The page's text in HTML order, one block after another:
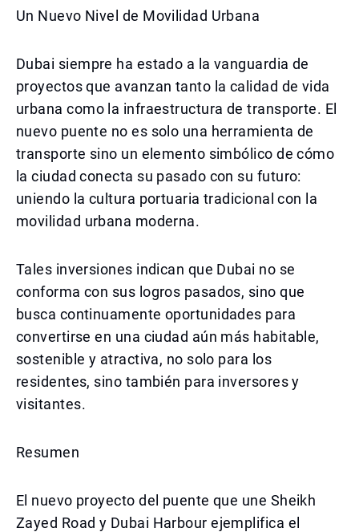
Un Nuevo Nivel de Movilidad Urbana
Dubai siempre ha estado a la vanguardia de
proyectos que avanzan tanto la calidad de vida
urbana como la infraestructura de transporte. El
nuevo puente no es solo una herramienta de
transporte sino un elemento simbólico de cómo
la ciudad conecta su pasado con su futuro:
uniendo la cultura portuaria tradicional con la
movilidad urbana moderna.
Tales inversiones indican que Dubai no se
conforma con sus logros pasados, sino que
busca continuamente oportunidades para
convertirse en una ciudad aún más habitable,
sostenible y atractiva, no solo para los
residentes, sino también para inversores y
visitantes.
Resumen
El nuevo proyecto del puente que une Sheikh
Zayed Road y Dubai Harbour ejemplifica el